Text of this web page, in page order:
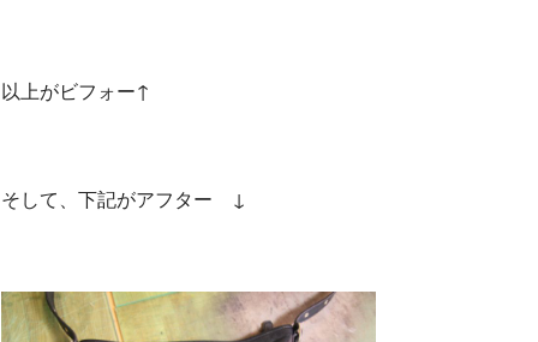
以上がビフォー↑
そして、下記がアフター ↓